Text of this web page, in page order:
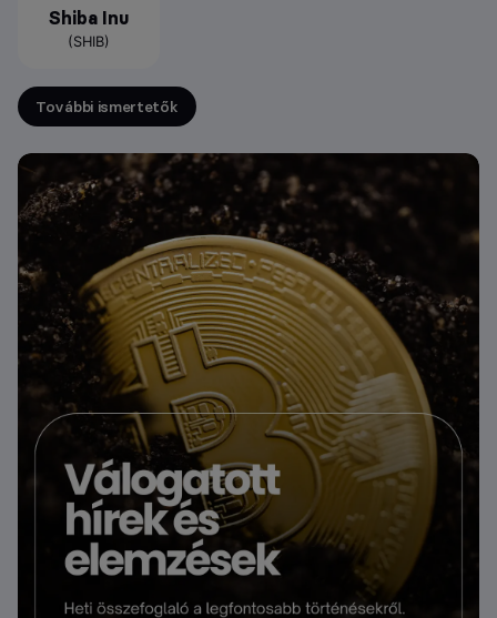
Shiba Inu
(SHIB)
További ismertetők